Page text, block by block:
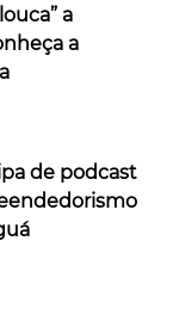
a
a
de podcast